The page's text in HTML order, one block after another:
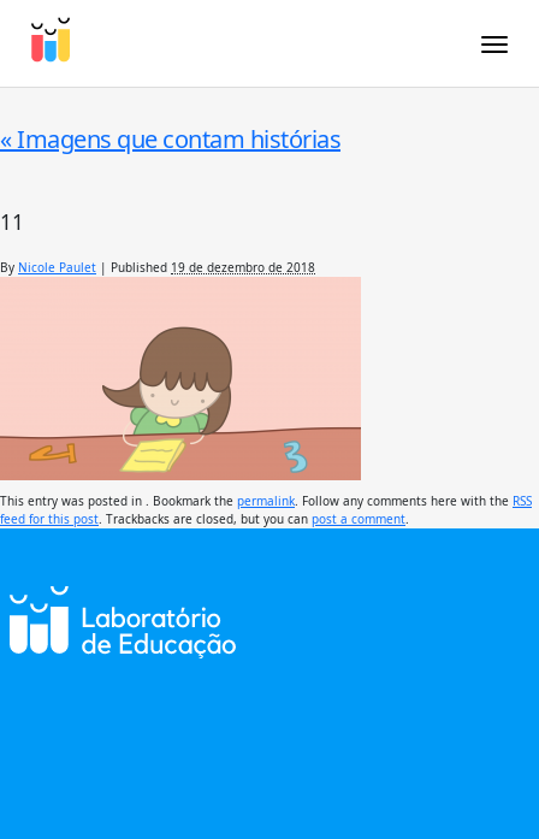
«Imagens que contam histórias
11
By Nicole Paulet | Published 19 de dezembro de 2018
This entry was posted in . Bookmark the permalink . Follow any comments here with the RSS
feed for this post . Trackbacks are closed, but you can post a comment